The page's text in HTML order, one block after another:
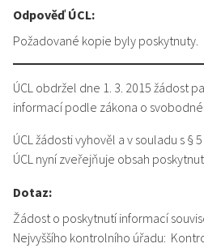
Odpověď ÚCL:
Požadované kopie byly poskytnuty.
ÚCL obdržel dne 1. 3. 2015 žádost
informací podle zákona o
ÚCL žádosti vyhověl a v souladu s §
ÚCL nyní zveřejňuje obsah
Dotaz:
Žádost o poskytnutí informací
Nejvyššího kontrolního úřadu: